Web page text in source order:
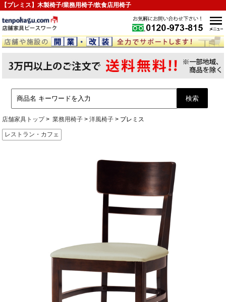
【プレミス】木製椅子/業務用椅子/飲食店用椅子
店舗家具トップ 業務用椅子 洋風椅子 プレミス
レストラン・カフェ